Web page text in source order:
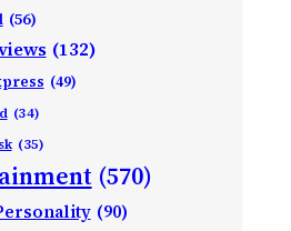
(56)
(132)
(49)
(34)
(35)
(570)
(90)